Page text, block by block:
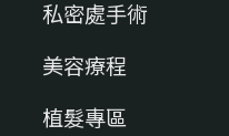
私密處手術
美容療程
植髮專區